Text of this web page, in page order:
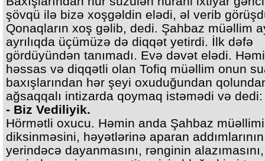
şövqü ilə bizə xoşgəldin elədi, əl verib
Qonaqların xoş gəlib, dedi. Şahbaz müəllim
ayrılıqda üçümüzə də diqqət yetirdi. İlk dəfə
gördüyündən tanımadı. Evə dəvət elədi.
həssas və diqqətli olan Tofiq müəllim onun
baxışlarından hər şeyi oxuduğundan
ağsaqqalı intizarda qoymaq istəmədi və dedi:
- Biz Vediliyik.
Hörmətli oxucu. Həmin anda Şahbaz
diksinməsini, həyətlərinə aparan addımlarının
yerindəcə dayanmasını, rənginin alazımasını,